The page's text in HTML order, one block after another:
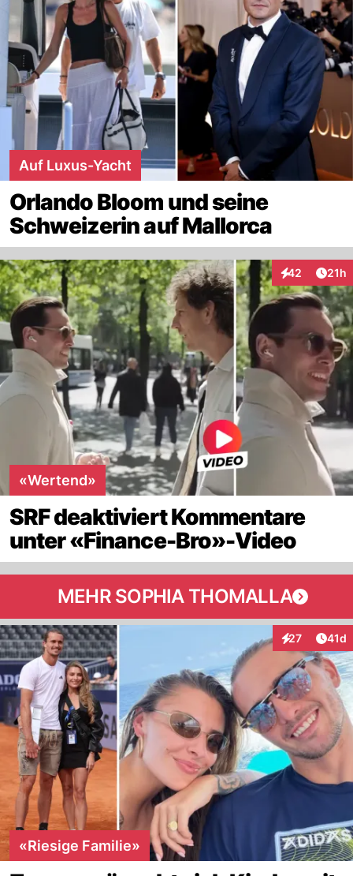
Auf Luxus-Yacht
Orlando Bloom und seine
Schweizerin auf Mallorca
42
Interaktionen
21h
«Wertend»
SRF deaktiviert Kommentare
unter «Finance-Bro»-Video
MEHR SOPHIA THOMALLA
27
Interaktionen
41d
«Riesige Familie»